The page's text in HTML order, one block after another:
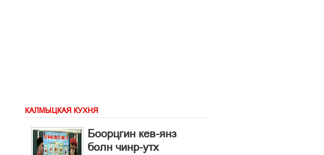
КАЛМЫЦКАЯ КУХНЯ
Боорцгин кев-янз
болн чинр-утх